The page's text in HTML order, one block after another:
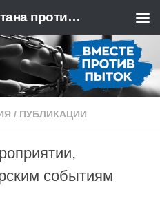
Коалиция НПО Казахстана против пыток
/ ПУБЛИКАЦИИ
событиям